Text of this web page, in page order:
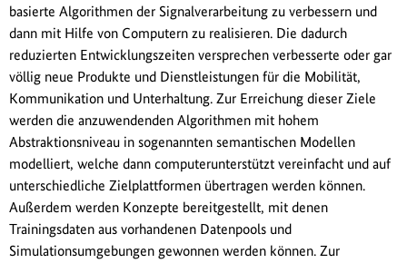
basierte Algorithmen der Signalverarbeitung zu verbessern und
dann mit Hilfe von Computern zu realisieren. Die dadurch
reduzierten Entwicklungszeiten versprechen verbesserte oder gar
völlig neue Produkte und Dienstleistungen für die Mobilität,
Kommunikation und Unterhaltung. Zur Erreichung dieser Ziele
werden die anzuwendenden Algorithmen mit hohem
Abstraktionsniveau in sogenannten semantischen Modellen
modelliert, welche dann computerunterstützt vereinfacht und auf
unterschiedliche Zielplattformen übertragen werden können.
Außerdem werden Konzepte bereitgestellt, mit denen
Trainingsdaten aus vorhandenen Datenpools und
Simulationsumgebungen gewonnen werden können. Zur